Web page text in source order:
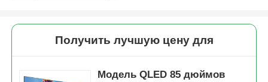
Получить лучшую цену для
Модель QLED 85 дюймов